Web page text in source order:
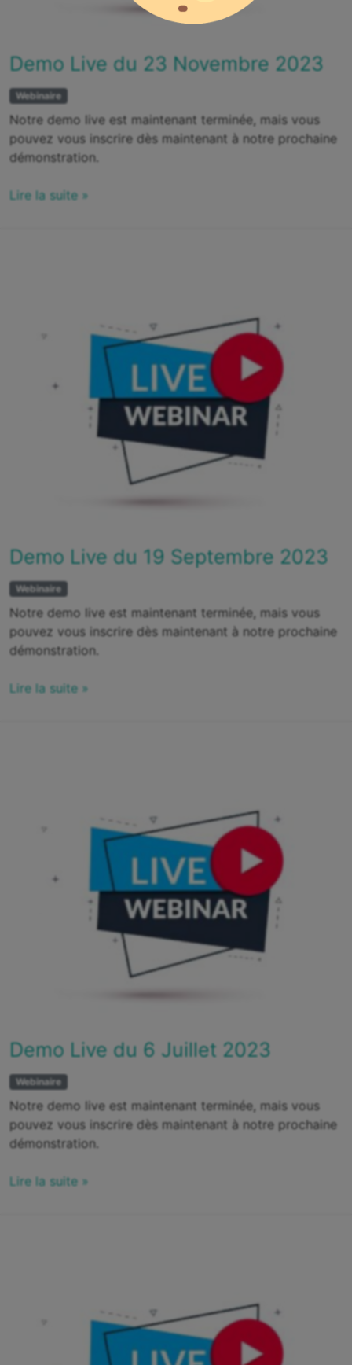
Demo Live du 23 Novembre 2023
Webinaire
Notre demo live est maintenant terminée, mais vous
pouvez vous inscrire dès maintenant à notre prochaine
démonstration.
Lire la suite »
Demo Live du 19 Septembre 2023
Webinaire
Notre demo live est maintenant terminée, mais vous
pouvez vous inscrire dès maintenant à notre prochaine
démonstration.
Lire la suite »
Demo Live du 6 Juillet 2023
Webinaire
Notre demo live est maintenant terminée, mais vous
pouvez vous inscrire dès maintenant à notre prochaine
démonstration.
Lire la suite »